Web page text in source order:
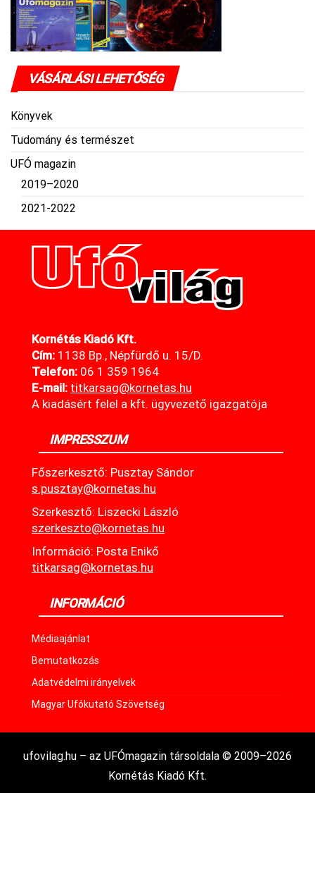
VÁSÁRLÁSI LEHETŐSÉG
Könyvek
Tudomány és természet
UFÓ magazin
2019–2020
2021-2022
Kornétás Kiadó Kft.
Cím: 1138 Bp., Népfürdő u. 15/D.
Telefon: 06 1 359 1964
E-mail: titkarsag@kornetas.hu
A kiadásért felel a kft. ügyvezető igazgatója
IMPRESSZUM
Főszerkesztő: Pusztay Sándor
s.pusztay@kornetas.hu
Szerkesztő: Liszecki László
szerkeszto@kornetas.hu
Információ: Posta Enikő
titkarsag@kornetas.hu
INFORMÁCIÓ
Médiaajánlat
Bemutatkozás
Adatvédelmi irányelvek
Magyar Ufókutató Szövetség
ufovilag.hu – az UFÓmagazin társoldala © 2009–2026
Kornétás Kiadó Kft.